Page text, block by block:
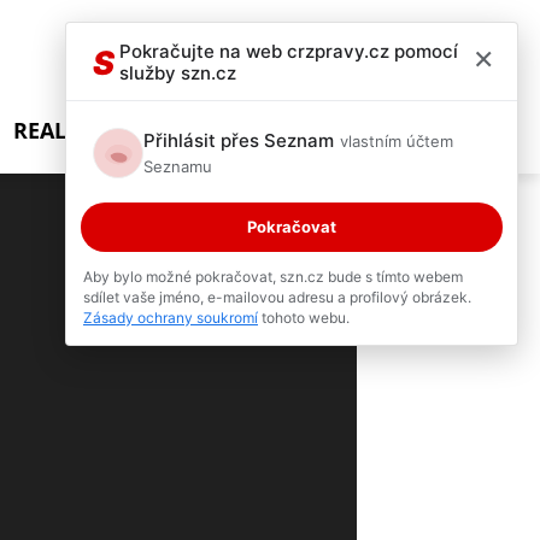
REALITY SHOW
S Pokračujte na web crzpravy.cz pomocí
služby szn.cz
×
Přihlásit přes Seznam vlastním účtem
Seznamu
Pokračovat
Aby bylo možné pokračovat, szn.cz bude s tímto webem
sdílet vaše jméno, e-mailovou adresu a profilový obrázek.
Zásady ochrany soukromí tohoto webu.